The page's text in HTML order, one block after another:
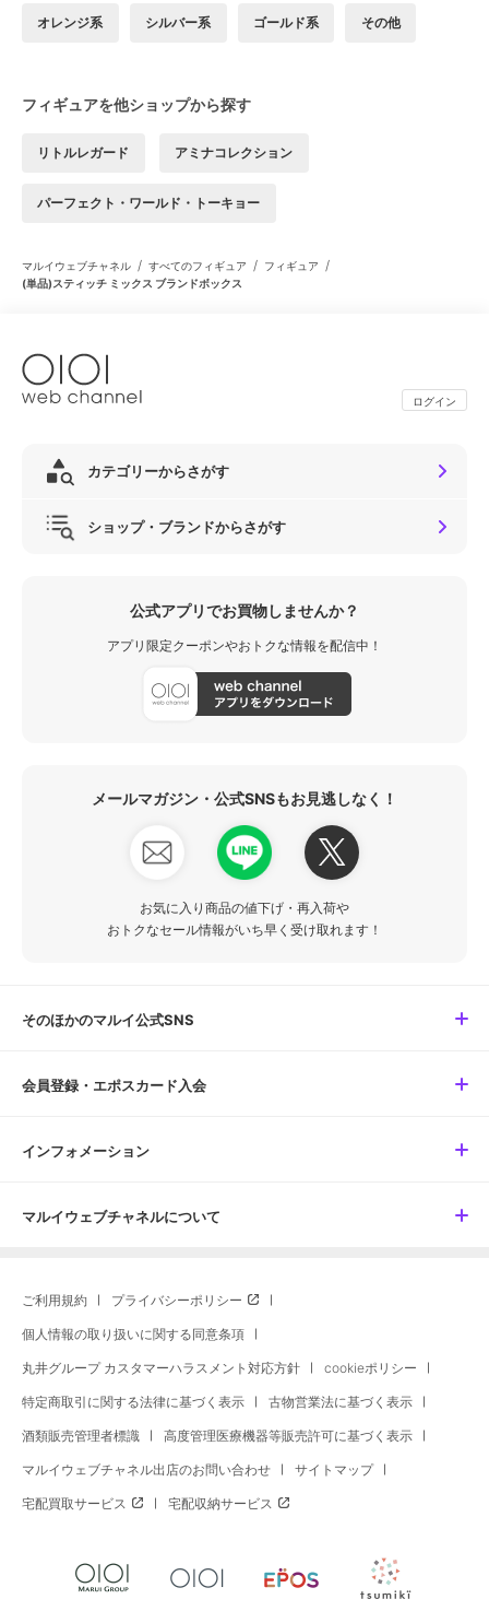
オレンジ系 シルバー系 ゴールド系 その他
フィギュアを他ショップから探す
リトルレガード アミナコレクション
パーフェクト・ワールド・トーキョー
マルイウェブチャネル / すべてのフィギュア / フィギュア /
(単品)スティッチ ミックス ブランドボックス
ログイン
カテゴリーからさがす
ショップ・ブランドからさがす
公式アプリでお買物しませんか？
アプリ限定クーポンやおトクな情報を配信中！
メールマガジン・公式SNSもお見逃しなく！
お気に入り商品の値下げ・再入荷や
おトクなセール情報がいち早く受け取れます！
そのほかのマルイ公式SNS
会員登録・エポスカード入会
インフォメーション
マルイウェブチャネルについて
ご利用規約 プライバシーポリシー
個人情報の取り扱いに関する同意条項
丸井グループ カスタマーハラスメント対応方針 cookieポリシー
特定商取引に関する法律に基づく表示 古物営業法に基づく表示
酒類販売管理者標識 高度管理医療機器等販売許可に基づく表示
マルイウェブチャネル出店のお問い合わせ サイトマップ
宅配買取サービス 宅配収納サービス